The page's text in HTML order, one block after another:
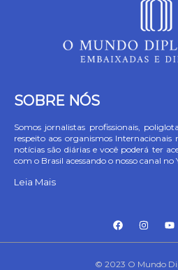
SOBRE NÓS
Somos jornalistas profissionais,
respeito aos organismos Internacionais
notícias são diárias e você poderá ter
com o Brasil acessando o nosso canal no
Leia Mais
© 2023 O Mundo